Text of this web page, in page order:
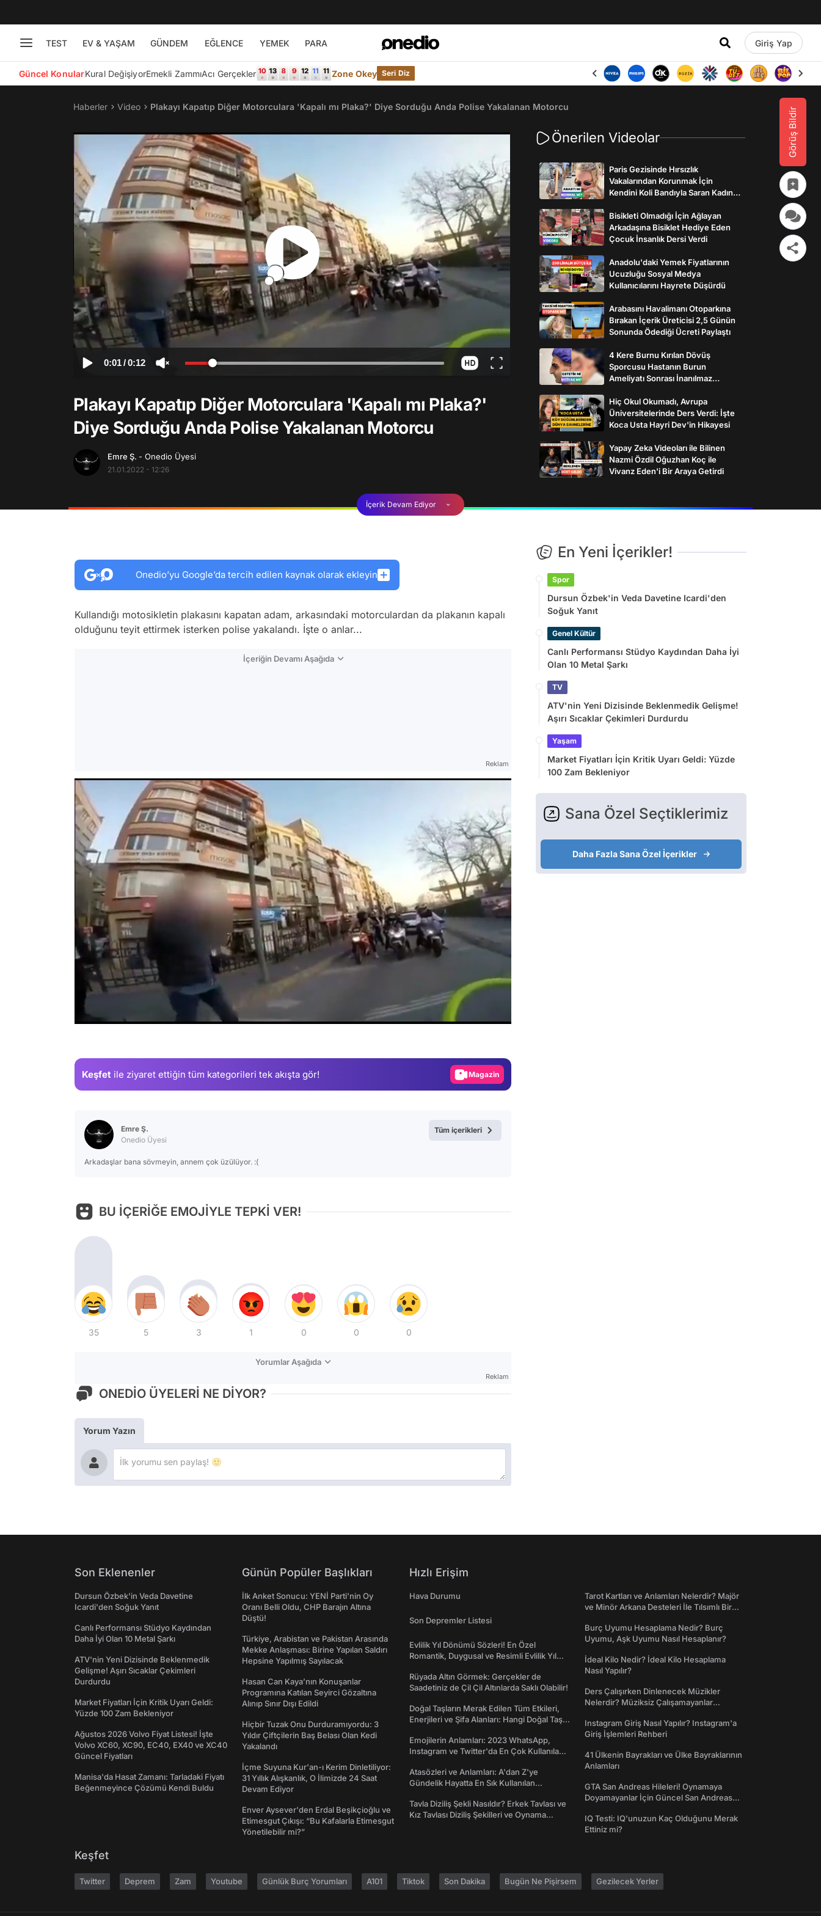
TEST EV & YAŞAM GÜNDEM EĞLENCE YEMEK PARA Giriş Yap
Güncel KonularKural DeğişiyorEmekli ZammıAcı Gerçekler Zone Okey Seri Diz
Görüş Bildir
Haberler Video Plakayı Kapatıp Diğer Motorculara 'Kapalı mı Plaka?' Diye Sorduğu Anda Polise Yakalanan Motorcu
0:01/0:12
Plakayı Kapatıp Diğer Motorculara 'Kapalı mı Plaka?'
Diye Sorduğu Anda Polise Yakalanan Motorcu
Emre Ş. - Onedio Üyesi
21.01.2022 - 12:26
Önerilen Videolar
Paris Gezisinde Hırsızlık
Vakalarından Korunmak İçin
Kendini Koli Bandıyla Saran Kadının
Bisikleti Olmadığı İçin Ağlayan
Arkadaşına Bisiklet Hediye Eden
Çocuk İnsanlık Dersi Verdi
Anadolu'daki Yemek Fiyatlarının
Ucuzluğu Sosyal Medya
Kullanıcılarını Hayrete Düşürdü
Arabasını Havalimanı Otoparkına
Bırakan İçerik Üreticisi 2,5 Günün
Sonunda Ödediği Ücreti Paylaştı
4 Kere Burnu Kırılan Dövüş
Sporcusu Hastanın Burun
Ameliyatı Sonrası İnanılmaz
Hiç Okul Okumadı, Avrupa
Üniversitelerinde Ders Verdi: İşte
Koca Usta Hayri Dev'in Hikayesi
Yapay Zeka Videoları ile Bilinen
Nazmi Özdil Oğuzhan Koç ile
Vivanz Eden'i Bir Araya Getirdi
İçerik Devam Ediyor
Onedio’yu Google’da tercih edilen kaynak olarak ekleyin
Kullandığı motosikletin plakasını kapatan adam, arkasındaki motorculardan da plakanın kapalı
olduğunu teyit ettirmek isterken polise yakalandı. İşte o anlar...
İçeriğin Devamı Aşağıda
Reklam
Keşfet ile ziyaret ettiğin tüm kategorileri tek akışta gör! Video
Emre Ş.
Onedio Üyesi
Arkadaşlar bana sövmeyin, annem çok üzülüyor. :(
Tüm içerikleri
BU İÇERİĞE EMOJİYLE TEPKİ VER!
35 5 3 1 0 0 0
Yorumlar Aşağıda
Reklam
ONEDİO ÜYELERİ NE DİYOR?
Yorum Yazın
En Yeni İçerikler!
Spor
Dursun Özbek'in Veda Davetine Icardi'den
Soğuk Yanıt
Genel Kültür
Canlı Performansı Stüdyo Kaydından Daha İyi
Olan 10 Metal Şarkı
TV
ATV'nin Yeni Dizisinde Beklenmedik Gelişme!
Aşırı Sıcaklar Çekimleri Durdurdu
Yaşam
Market Fiyatları İçin Kritik Uyarı Geldi: Yüzde
100 Zam Bekleniyor
Sana Özel Seçtiklerimiz
Daha Fazla Sana Özel İçerikler
Son Eklenenler
Dursun Özbek'in Veda Davetine
Icardi'den Soğuk Yanıt
Canlı Performansı Stüdyo Kaydından
Daha İyi Olan 10 Metal Şarkı
ATV'nin Yeni Dizisinde Beklenmedik
Gelişme! Aşırı Sıcaklar Çekimleri
Durdurdu
Market Fiyatları İçin Kritik Uyarı Geldi:
Yüzde 100 Zam Bekleniyor
Ağustos 2026 Volvo Fiyat Listesi! İşte
Volvo XC60, XC90, EC40, EX40 ve XC40
Güncel Fiyatları
Manisa'da Hasat Zamanı: Tarladaki Fiyatı
Beğenmeyince Çözümü Kendi Buldu
Günün Popüler Başlıkları
İlk Anket Sonucu: YENİ Parti'nin Oy
Oranı Belli Oldu, CHP Barajın Altına
Düştü!
Türkiye, Arabistan ve Pakistan Arasında
Mekke Anlaşması: Birine Yapılan Saldırı
Hepsine Yapılmış Sayılacak
Hasan Can Kaya’nın Konuşanlar
Programına Katılan Seyirci Gözaltına
Alınıp Sınır Dışı Edildi
Hiçbir Tuzak Onu Durduramıyordu: 3
Yıldır Çiftçilerin Baş Belası Olan Kedi
Yakalandı
İçme Suyuna Kur'an-ı Kerim Dinletiliyor:
31 Yıllık Alışkanlık, O İlimizde 24 Saat
Devam Ediyor
Enver Aysever'den Erdal Beşikçioğlu ve
Etimesgut Çıkışı: “Bu Kafalarla Etimesgut
Yönetilebilir mi?”
Hızlı Erişim
Hava Durumu
Son Depremler Listesi
Evlilik Yıl Dönümü Sözleri! En Özel
Romantik, Duygusal ve Resimli Evlilik Yıl
Rüyada Altın Görmek: Gerçekler de
Saadetiniz de Çil Çil Altınlarda Saklı Olabilir!
Doğal Taşların Merak Edilen Tüm Etkileri,
Enerjileri ve Şifa Alanları: Hangi Doğal Taş
Emojilerin Anlamları: 2023 WhatsApp,
Instagram ve Twitter'da En Çok Kullanılan
Atasözleri ve Anlamları: A'dan Z'ye
Gündelik Hayatta En Sık Kullanılan
Tavla Diziliş Şekli Nasıldır? Erkek Tavlası ve
Kız Tavlası Diziliş Şekilleri ve Oynama
Tarot Kartları ve Anlamları Nelerdir? Majör
ve Minör Arkana Desteleri İle Tılsımlı Bir
Burç Uyumu Hesaplama Nedir? Burç
Uyumu, Aşk Uyumu Nasıl Hesaplanır?
İdeal Kilo Nedir? İdeal Kilo Hesaplama
Nasıl Yapılır?
Ders Çalışırken Dinlenecek Müzikler
Nelerdir? Müziksiz Çalışamayanlar
Instagram Giriş Nasıl Yapılır? Instagram'a
Giriş İşlemleri Rehberi
41 Ülkenin Bayrakları ve Ülke Bayraklarının
Anlamları
GTA San Andreas Hileleri! Oynamaya
Doyamayanlar İçin Güncel San Andreas
IQ Testi: IQ'unuzun Kaç Olduğunu Merak
Ettiniz mi?
Keşfet
Twitter Deprem Zam Youtube Günlük Burç Yorumları A101 Tiktok Son Dakika Bugün Ne Pişirsem Gezilecek Yerler